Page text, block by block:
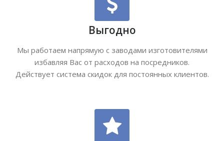
Выгодно
Мы работаем напрямую с заводами изготовителями
избавляя Вас от расходов на посредников.
Действует система скидок для постоянных клиентов.